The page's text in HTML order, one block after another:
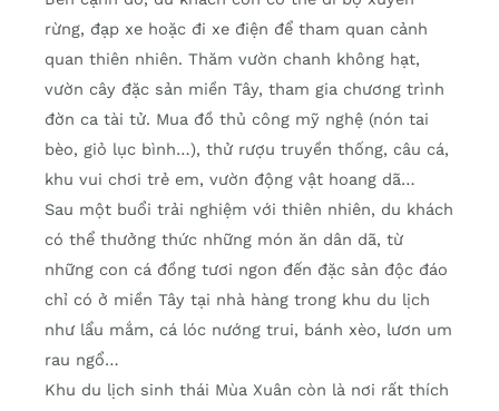
rừng, đạp xe hoặc đi xe điện để tham quan cảnh
quan thiên nhiên. Thăm vườn chanh không hạt,
vườn cây đặc sản miền Tây, tham gia chương trình
đờn ca tài tử. Mua đồ thủ công mỹ nghệ (nón tai
bèo, giỏ lục bình…), thử rượu truyền thống, câu cá,
khu vui chơi trẻ em, vườn động vật hoang dã…
Sau một buổi trải nghiệm với thiên nhiên, du khách
có thể thưởng thức những món ăn dân dã, từ
những con cá đồng tươi ngon đến đặc sản độc đáo
chỉ có ở miền Tây tại nhà hàng trong khu du lịch
như lẩu mắm, cá lóc nướng trui, bánh xèo, lươn um
rau ngổ…
Khu du lịch sinh thái Mùa Xuân còn là nơi rất thích